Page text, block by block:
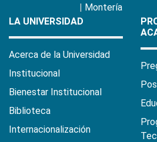
Montería
LA UNIVERSIDAD
Acerca de la Universidad
Institucional
Bienestar Institucional
Biblioteca
Internacionalización